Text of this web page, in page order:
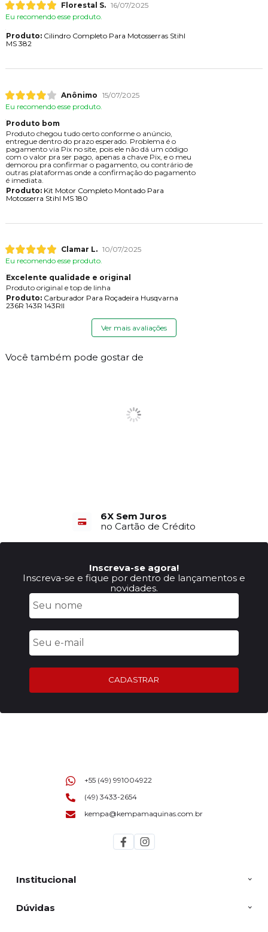
Florestal S. 16/07/2025
Eu recomendo esse produto.
Produto:Cilindro Completo Para Motosserras Stihl
MS 382
Anônimo 15/07/2025
Eu recomendo esse produto.
Produto bom
Produto chegou tudo certo conforme o anúncio,
entregue dentro do prazo esperado. Problema é o
pagamento via Pix no site, pois ele não dá um código
com o valor pra ser pago, apenas a chave Pix, e o meu
demorou pra confirmar o pagamento, ou contrário de
outras plataformas onde a confirmação do pagamento
é imediata.
Produto:Kit Motor Completo Montado Para
Motosserra Stihl MS 180
Clamar L. 10/07/2025
Eu recomendo esse produto.
Excelente qualidade e original
Produto original e top de linha
Produto:Carburador Para Roçadeira Husqvarna
236R 143R 143RII
Ver mais avaliações
Você também pode gostar de
6X Sem Juros
no Cartão de Crédito
Inscreva-se agora!
Inscreva-se e fique por dentro de lançamentos e
novidades.
CADASTRAR
Institucional
Dúvidas
+55 (49) 991004922
(49) 3433-2654
kempa@kempamaquinas.com.br